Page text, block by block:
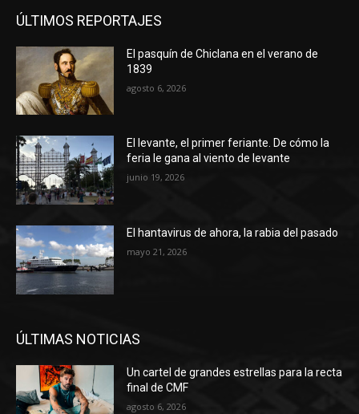
ÚLTIMOS REPORTAJES
El pasquín de Chiclana en el verano de
1839
agosto 6, 2026
El levante, el primer feriante. De cómo la
feria le gana al viento de levante
junio 19, 2026
El hantavirus de ahora, la rabia del pasado
mayo 21, 2026
ÚLTIMAS NOTICIAS
Un cartel de grandes estrellas para la recta
final de CMF
agosto 6, 2026